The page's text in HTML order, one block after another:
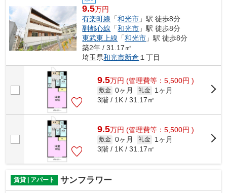
9.5万円
有楽町線 「和光市 」駅 徒歩8分
副都心線 「和光市 」駅 徒歩8分
東武東上線 「和光市 」駅 徒歩8分
築2年 / 31.17㎡
埼玉県和光市新倉 １丁目
9.5万円 (管理費等：5,500円 )
敷金 0ヶ月 礼金
1ヶ月
3階 / 1K / 31.17㎡
9.5万円 (管理費等：5,500円 )
敷金 0ヶ月 礼金
1ヶ月
3階 / 1K / 31.17㎡
賃貸 | アパート サンフラワー